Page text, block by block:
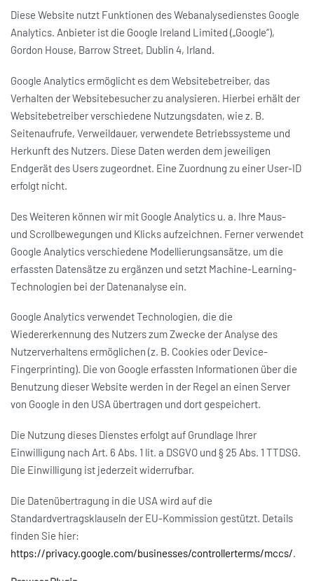
Diese Website nutzt Funktionen des Webanalysedienstes Google
Analytics. Anbieter ist die Google Ireland Limited („Google“),
Gordon House, Barrow Street, Dublin 4, Irland.
Google Analytics ermöglicht es dem Websitebetreiber, das
Verhalten der Websitebesucher zu analysieren. Hierbei erhält der
Websitebetreiber verschiedene Nutzungsdaten, wie z. B.
Seitenaufrufe, Verweildauer, verwendete Betriebssysteme und
Herkunft des Nutzers. Diese Daten werden dem jeweiligen
Endgerät des Users zugeordnet. Eine Zuordnung zu einer User-ID
erfolgt nicht.
Des Weiteren können wir mit Google Analytics u. a. Ihre Maus-
und Scrollbewegungen und Klicks aufzeichnen. Ferner verwendet
Google Analytics verschiedene Modellierungsansätze, um die
erfassten Datensätze zu ergänzen und setzt Machine-Learning-
Technologien bei der Datenanalyse ein.
Google Analytics verwendet Technologien, die die
Wiedererkennung des Nutzers zum Zwecke der Analyse des
Nutzerverhaltens ermöglichen (z. B. Cookies oder Device-
Fingerprinting). Die von Google erfassten Informationen über die
Benutzung dieser Website werden in der Regel an einen Server
von Google in den USA übertragen und dort gespeichert.
Die Nutzung dieses Dienstes erfolgt auf Grundlage Ihrer
Einwilligung nach Art. 6 Abs. 1 lit. a DSGVO und § 25 Abs. 1 TTDSG.
Die Einwilligung ist jederzeit widerrufbar.
Die Datenübertragung in die USA wird auf die
Standardvertragsklauseln der EU-Kommission gestützt. Details
finden Sie hier:
https://privacy.google.com/businesses/controllerterms/mccs/.